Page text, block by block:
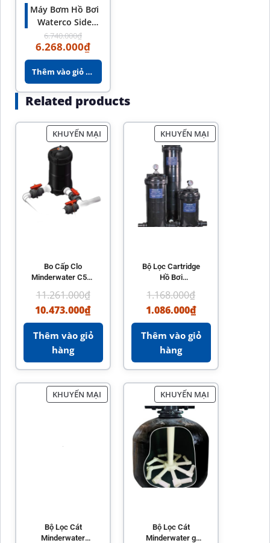
Máy Bơm Hồ Bơi
Waterco Side
Mount Chính
Hãng
6.740.000₫
6.268.000₫
Thêm vào giỏ hàng
Related products
KHUYẾN MẠI
Bo Cấp Clo
Minderwater C500
Kiện Hồ Bơi Hiệu
Quả
11.261.000₫
10.473.000₫
Thêm vào giỏ
hàng
KHUYẾN MẠI
Bộ Lọc Cartridge
Hồ Bơi
Chính Hãng Tiết
Kiệm Năng Lượng
1.168.000₫
1.086.000₫
Thêm vào giỏ
hàng
KHUYẾN MẠI
Bộ Lọc Cát
Minderwater
KHUYẾN MẠI
Bộ Lọc Cát
Minderwater g